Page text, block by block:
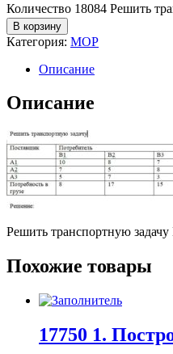
Количество 18084 Решить
В корзину
Категория: МОР
Описание
Описание
Решить транспортную
Похожие товары
17750 1.